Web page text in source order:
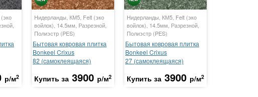
р/м2
Нидерланды, КМ5, Felt (эко
войлок), 14.5мм, Разрезной,
Полиэстр (PES)
Бытовая ковровая плитка
Bonkeel Crixus
82 (cамоклеящаяся)
Купить за 3900 р/м2
Нидерланды, КМ5, Felt (эко
войлок), 14.5мм, Разрезной,
Полиэстр (PES)
Бытовая ковровая плитка
Bonkeel Crixus
27 (cамоклеящаяся)
Купить за 3900 р/м2